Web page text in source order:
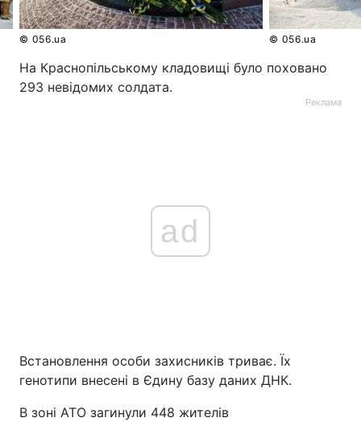
© 056.ua © 056.ua
На Краснопільському кладовищі було поховано
293 невідомих солдата.
Реклама
ad
Встановлення особи захисників триває. Їх
генотипи внесені в Єдину базу даних ДНК.
В зоні АТО загинули 448 жителів